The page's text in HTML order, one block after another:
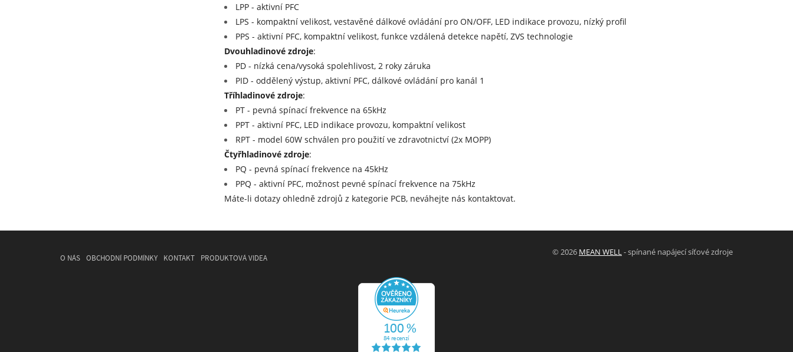
LPP - aktivní PFC
LPS - kompaktní velikost, vestavěné dálkové ovládání pro ON/OFF, LED indikace provozu, nízký profil
PPS - aktivní PFC, kompaktní velikost, funkce vzdálená detekce napětí, ZVS technologie
Dvouhladinové zdroje:
PD - nízká cena/vysoká spolehlivost, 2 roky záruka
PID - oddělený výstup, aktivní PFC, dálkové ovládání pro kanál 1
Tříhladinové zdroje:
PT - pevná spínací frekvence na 65kHz
PPT - aktivní PFC, LED indikace provozu, kompaktní velikost
RPT - model 60W schválen pro použití ve zdravotnictví (2x MOPP)
Čtyřhladinové zdroje:
PQ - pevná spínací frekvence na 45kHz
PPQ - aktivní PFC, možnost pevné spínací frekvence na 75kHz
Máte-li dotazy ohledně zdrojů z kategorie PCB, neváhejte nás kontaktovat.
O NÁS OBCHODNÍ PODMÍNKY KONTAKT PRODUKTOVÁ VIDEA
© 2026 MEAN WELL - spínané napájecí síťové zdroje